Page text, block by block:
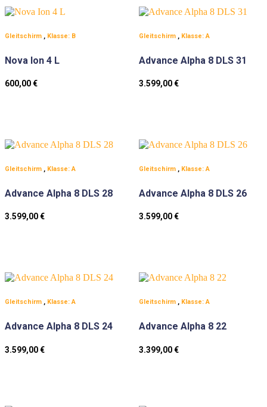
Gleitschirm , Klasse: B
Nova Ion 4 L
600,00€
Gleitschirm, Klasse: A
Advance Alpha 8 DLS 31
3.599,00€
Gleitschirm , Klasse: A
Advance Alpha 8 DLS 28
3.599,00€
Gleitschirm, Klasse: A
Advance Alpha 8 DLS 26
3.599,00€
Gleitschirm , Klasse: A
Advance Alpha 8 DLS 24
3.599,00€
Gleitschirm, Klasse: A
Advance Alpha 8 22
3.399,00€